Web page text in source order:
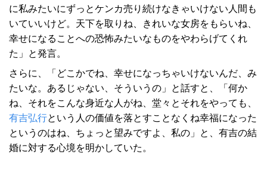
に私みたいにずっとケンカ売り続けなきゃいけない人間も
いていいけど。天下を取りね、きれいな女房をもらいね、
幸せになることへの恐怖みたいなものをやわらげてくれ
た」と発言。
さらに、「どこかでね、幸せになっちゃいけないんだ、み
たいな。あるじゃない、そういうの」と話すと、「何か
ね、それをこんな身近な人がね、堂々とそれをやっても、
有吉弘行という人の価値を落とすことなくね幸福になった
というのはね、ちょっと望みですよ、私の」と、有吉の結
婚に対する心境を明かしていた。